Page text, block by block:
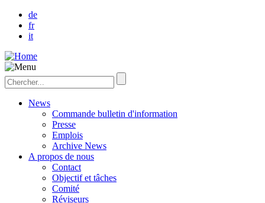
de
fr
it
News
Commande bulletin d'information
Presse
Emplois
Archive News
A propos de nous
Contact
Objectif et tâches
Comité
Réviseurs